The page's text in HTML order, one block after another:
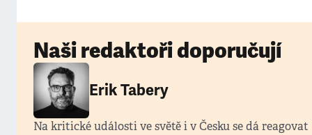
Naši redaktoři doporučují
Erik Tabery
Na kritické události ve světě i v Česku se dá reagovat